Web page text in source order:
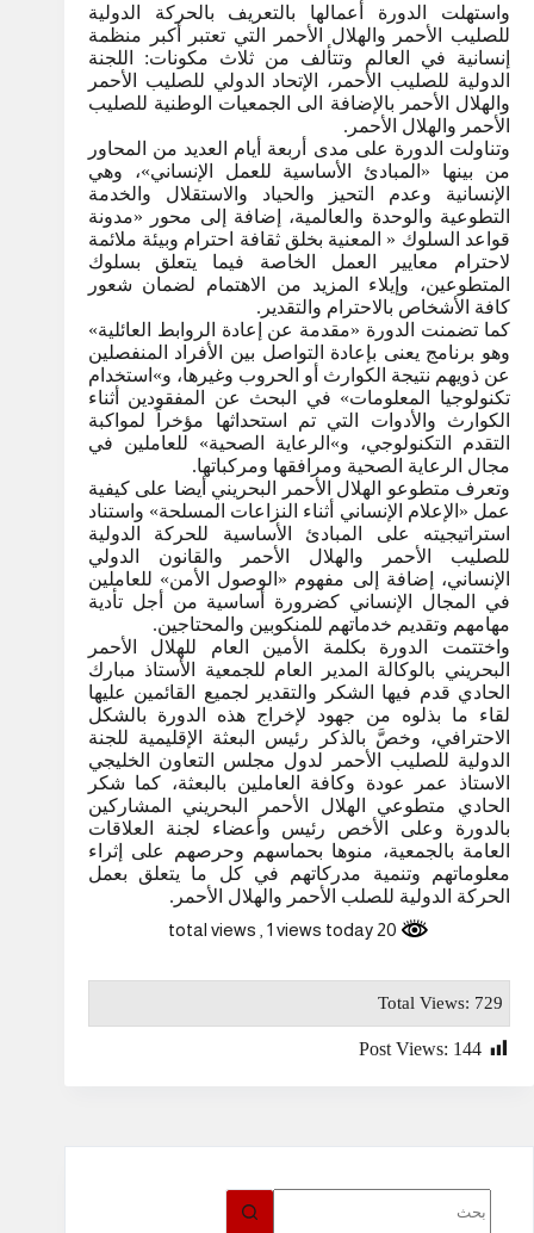
واستهلت الدورة أعمالها بالتعريف بالحركة الدولية
للصليب الأحمر والهلال الأحمر التي تعتبر أكبر منظمة
إنسانية في العالم وتتألف من ثلاث مكونات: اللجنة
الدولية للصليب الأحمر، الإتحاد الدولي للصليب الأحمر
والهلال الأحمر بالإضافة الى الجمعيات الوطنية للصليب
الأحمر والهلال الأحمر.
وتناولت الدورة على مدى أربعة أيام العديد من المحاور
من بينها «المبادئ الأساسية للعمل الإنساني»، وهي
الإنسانية وعدم التحيز والحياد والاستقلال والخدمة
التطوعية والوحدة والعالمية، إضافة إلى محور «مدونة
قواعد السلوك « المعنية بخلق ثقافة احترام وبيئة ملائمة
لاحترام معايير العمل الخاصة فيما يتعلق بسلوك
المتطوعين، وإيلاء المزيد من الاهتمام لضمان شعور
كافة الأشخاص بالاحترام والتقدير.
كما تضمنت الدورة «مقدمة عن إعادة الروابط العائلية»
وهو برنامج يعنى بإعادة التواصل بين الأفراد المنفصلين
عن ذويهم نتيجة الكوارث أو الحروب وغيرها، و»استخدام
تكنولوجيا المعلومات» في البحث عن المفقودين أثناء
الكوارث والأدوات التي تم استحداثها مؤخراً لمواكبة
التقدم التكنولوجي، و»الرعاية الصحية» للعاملين في
مجال الرعاية الصحية ومرافقها ومركباتها.
وتعرف متطوعو الهلال الأحمر البحريني أيضا على كيفية
عمل «الإعلام الإنساني أثناء النزاعات المسلحة» واستناد
استراتيجيته على المبادئ الأساسية للحركة الدولية
للصليب الأحمر والهلال الأحمر والقانون الدولي
الإنساني، إضافة إلى مفهوم «الوصول الأمن» للعاملين
في المجال الإنساني كضرورة أساسية من أجل تأدية
مهامهم وتقديم خدماتهم للمنكوبين والمحتاجين.
واختتمت الدورة بكلمة الأمين العام للهلال الأحمر
البحريني بالوكالة المدير العام للجمعية الأستاذ مبارك
الحادي قدم فيها الشكر والتقدير لجميع القائمين عليها
لقاء ما بذلوه من جهود لإخراج هذه الدورة بالشكل
الاحترافي، وخصَّ بالذكر رئيس البعثة الإقليمية للجنة
الدولية للصليب الأحمر لدول مجلس التعاون الخليجي
الاستاذ عمر عودة وكافة العاملين بالبعثة، كما شكر
الحادي متطوعي الهلال الأحمر البحريني المشاركين
بالدورة وعلى الأخص رئيس وأعضاء لجنة العلاقات
العامة بالجمعية، منوها بحماسهم وحرصهم على إثراء
معلوماتهم وتنمية مدركاتهم في كل ما يتعلق بعمل
الحركة الدولية للصلب الأحمر والهلال الأحمر.
, 1 views today
Total Views: 729
Post Views: 144
توجد